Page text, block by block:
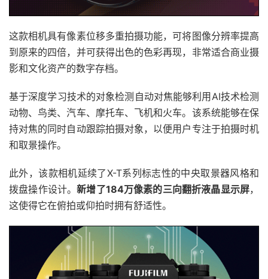
这款相机具有像素位移多重拍摄功能，可将图像分辨率提高
到原来的四倍，并可获得出色的色彩再现，非常适合商业摄
影和文化资产的数字存档。
基于深度学习技术的对象检测自动对焦能够利用AI技术检测
动物、鸟类、汽车、摩托车、飞机和火车。该系统能够在保
持对焦的同时自动跟踪拍摄对象，以便用户专注于拍摄时机
和取景操作。
此外，该款相机延续了X-T系列标志性的中央取景器风格和
拨盘操作设计。新增了184万像素的三向翻折液晶显示屏，
这使得它在俯拍或仰拍时拥有舒适性。